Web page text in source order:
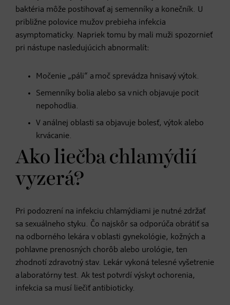
baktéria môže postihovať aj semenníky a konečník. U
približne polovice mužov prebieha infekcia
asymptomaticky. Napriek tomu by mali muži spozornieť
pri nástupe nasledujúcich abnormalít:
Močenie „páli“ a moč sprevádza hnisavý výtok.
Semenníky bolia alebo sa v nich objavuje pocit
nepohodlia.
V análnej oblasti sa objavuje bolesť, výtok alebo
krvácanie.
Ako liečba chlamýdií
vyzerá?
Pri podozrení na infekciu chlamýdiami je nutné zdržať
sa sexuálneho styku. Čo najskôr sa odporúča obrátiť sa
na odborného lekára v oblasti gynekológie, kožných a
pohlavne prenosných chorôb alebo urológie, ten
zhodnotí zdravotný stav. Lekár vykoná telesné vyšetrenie
a laboratórny test. Ak test potvrdí výskyt ochorenia,
infekcia sa musí liečiť antibioticky.